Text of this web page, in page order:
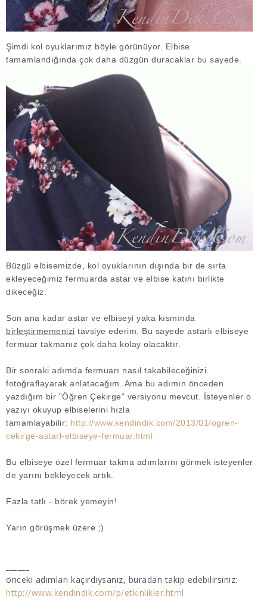
Şimdi kol oyuklarımız böyle görünüyor. Elbise
tamamlandığında çok daha düzgün duracaklar bu sayede.
Büzgü elbisemizde, kol oyuklarının dışında bir de sırta
ekleyeceğimiz fermuarda astar ve elbise katını birlikte
dikeceğiz.
Son ana kadar astar ve elbiseyi yaka kısmında
birleştirmemenizi tavsiye ederim. Bu sayede astarlı elbiseye
fermuar takmanız çok daha kolay olacaktır.
Bir sonraki adımda fermuarı nasıl takabileceğinizi
fotoğraflayarak anlatacağım. Ama bu adımın önceden
yazdığım bir "Öğren Çekirge" versiyonu mevcut. İsteyenler o
yazıyı okuyup elbiselerini hızla
tamamlayabilir: http://www.kendindik.com/2013/01/ogren-
cekirge-astarl-elbiseye-fermuar.html
Bu elbiseye özel fermuar takma adımlarını görmek isteyenler
de yarını bekleyecek artık.
Fazla tatlı - börek yemeyin!
Yarın görüşmek üzere ;)
önceki adımları kaçırdıysanız, buradan takip edebilirsiniz:
http://www.kendindik.com/p/etkinlikler.html